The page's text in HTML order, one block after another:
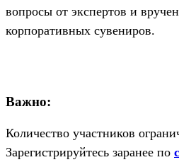
вопросы от экспертов и
корпоративных сувениров.
Важно:
Количество участников
Зарегистрируйтесь заранее по